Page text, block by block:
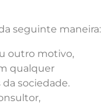
seguinte maneira:
outro motivo,
qualquer
sociedade.